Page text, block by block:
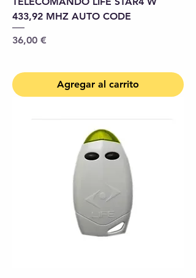
433,92 MHZ AUTO CODE
Precio
36,00 €
Agregar al carrito